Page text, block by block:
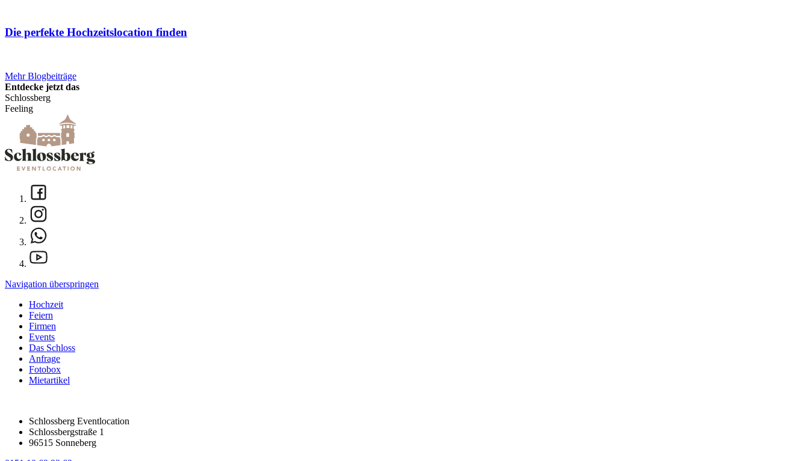
Die perfekte Hochzeitslocation finden
Mehr Blogbeiträge
Entdecke jetzt das
Schlossberg
Feeling
Navigation überspringen
Hochzeit
Feiern
Firmen
Events
Das Schloss
Anfrage
Fotobox
Mietartikel
Schlossberg Eventlocation
Schlossbergstraße 1
96515 Sonneberg